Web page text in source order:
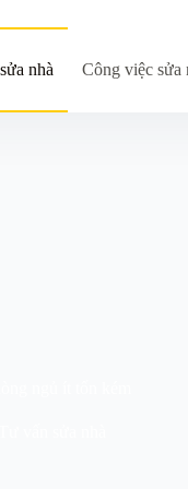
nhà Công việc sửa